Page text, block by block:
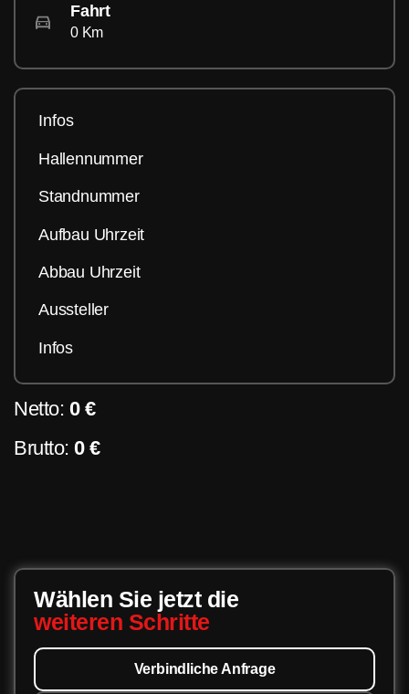
Fahrt
0 Km
Infos
Hallennummer
Standnummer
Aufbau Uhrzeit
Abbau Uhrzeit
Aussteller
Infos
Netto: 0 €
Brutto: 0 €
Wählen Sie jetzt die
weiteren Schritte
Verbindliche Anfrage